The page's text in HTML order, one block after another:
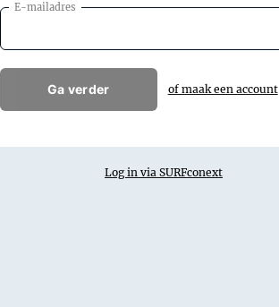
E-mailadres
Ga verder of maak een account
Log in via SURFconext